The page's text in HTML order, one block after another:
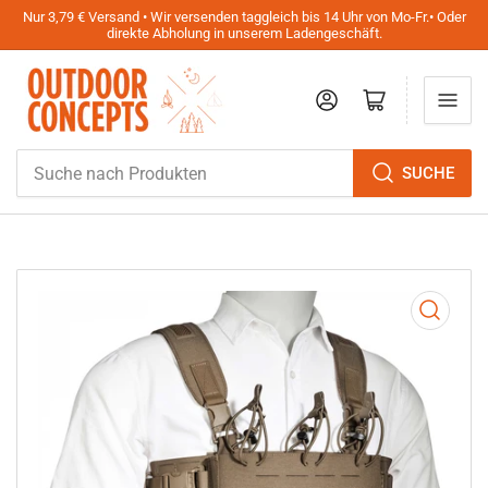
Nur 3,79 € Versand • Wir versenden taggleich bis 14 Uhr von Mo-Fr.• Oder
direkte Abholung in unserem Ladengeschäft.
nach
Produkten
SUCHE
AnmeldenMini-Warenkorb öffnen